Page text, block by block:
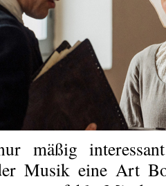
mäßig
Musik eine Art